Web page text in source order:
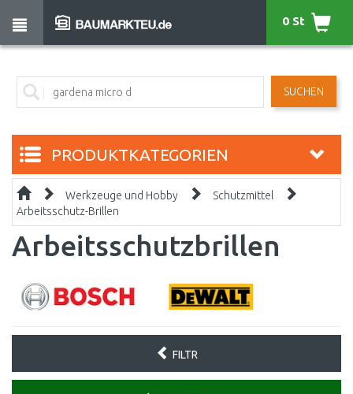
SUCHEN
0 St
PRODUKTKATEGORIEN
Werkzeuge und Hobby
Schutzmittel
Arbeitsschutz-Brillen
Arbeitsschutzbrillen
FILTR